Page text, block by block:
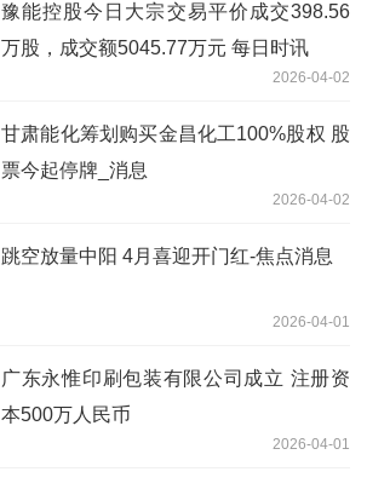
豫能控股今日大宗交易平价成交398.56
万股，成交额5045.77万元 每日时讯
2026-04-02
甘肃能化筹划购买金昌化工100%股权 股
票今起停牌_消息
2026-04-02
跳空放量中阳 4月喜迎开门红-焦点消息
2026-04-01
广东永惟印刷包装有限公司成立 注册资
本500万人民币
2026-04-01